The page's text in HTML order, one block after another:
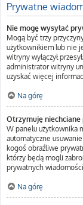
Prywatne
Nie mogę wysyłać
Mogą być trzy
użytkownikiem lub nie
witryny wyłączył
administrator witryny
uzyskać więcej
Na górę
Otrzymuję
W panelu użytkownika
automatyczne
kogoś obraźliwe
którzy będą mogli
prywatnych
Na górę